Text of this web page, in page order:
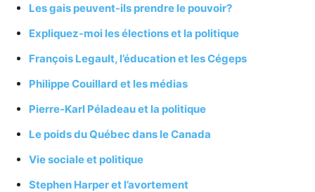
Les gais peuvent-ils prendre le pouvoir?
Expliquez-moi les élections et la politique
François Legault, l’éducation et les Cégeps
Philippe Couillard et les médias
Pierre-Karl Péladeau et la politique
Le poids du Québec dans le Canada
Vie sociale et politique
Stephen Harper et l’avortement